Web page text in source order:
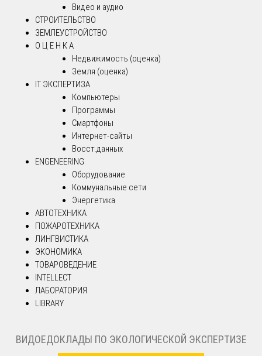
Видео и аудио
СТРОИТЕЛЬСТВО
ЗЕМЛЕУСТРОЙСТВО
О Ц Е Н К А
Недвижимость (оценка)
Земля (оценка)
IT ЭКСПЕРТИЗА
Компьютеры
Программы
Смартфоны
Интернет-сайты
Восст.данных
ENGENEERING
Оборудование
Коммунальные сети
Энергетика
АВТОТЕХНИКА
ПОЖАРОТЕХНИКА
ЛИНГВИСТИКА
ЭКОНОМИКА
ТОВАРОВЕДЕНИЕ
INTELLECT
ЛАБОРАТОРИЯ
LIBRARY
ВИДОЕДОКЛАДЫ ПО ЭКОЛОГИЧЕСКОЙ ЭКСПЕРТИЗЕ